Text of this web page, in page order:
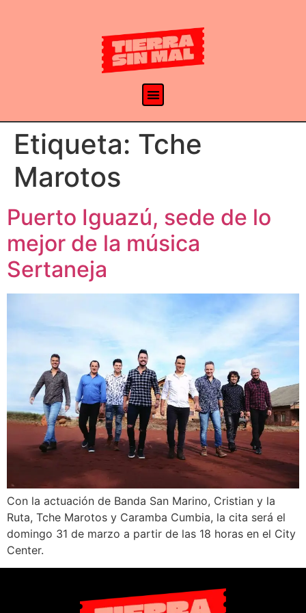
Etiqueta: Tche
Marotos
Puerto Iguazú, sede de lo
mejor de la música
Sertaneja
Con la actuación de Banda San Marino, Cristian y la
Ruta, Tche Marotos y Caramba Cumbia, la cita será el
domingo 31 de marzo a partir de las 18 horas en el City
Center.